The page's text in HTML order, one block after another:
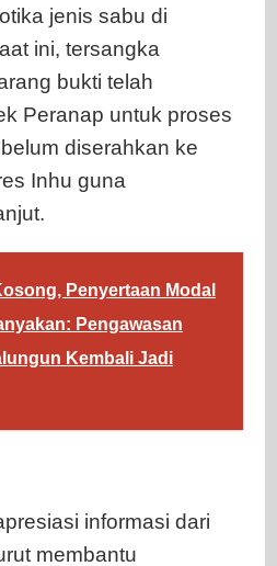
jenis sabu di
ini, tersangka
bukti telah
Peranap untuk proses
diserahkan ke
Inhu guna
Penyertaan Modal
Pengawasan
Kembali Jadi
informasi dari
membantu